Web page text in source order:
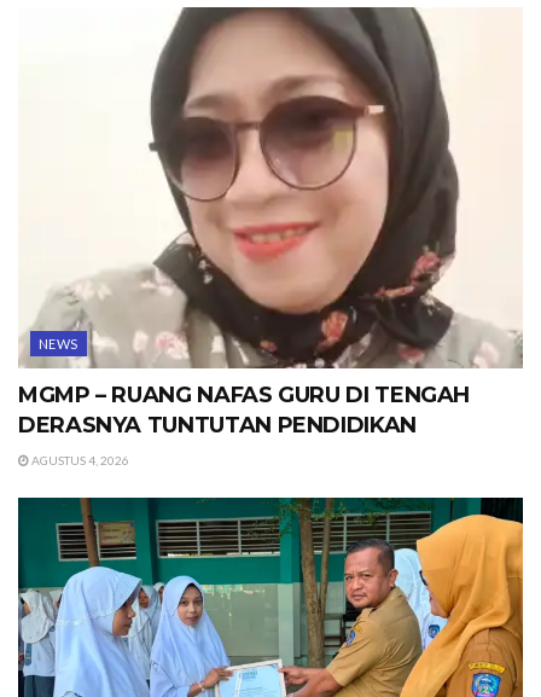
NEWS
MGMP – RUANG NAFAS GURU DI TENGAH
DERASNYA TUNTUTAN PENDIDIKAN
AGUSTUS 4, 2026